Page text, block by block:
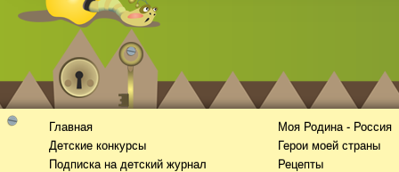
Главная
Детские конкурсы
Подписка на детский журнал
Моя Родина - Россия
Герои моей страны
Рецепты